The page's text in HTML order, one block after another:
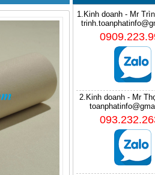
1.Kinh doanh - Mr
2.Kinh doanh - Mr